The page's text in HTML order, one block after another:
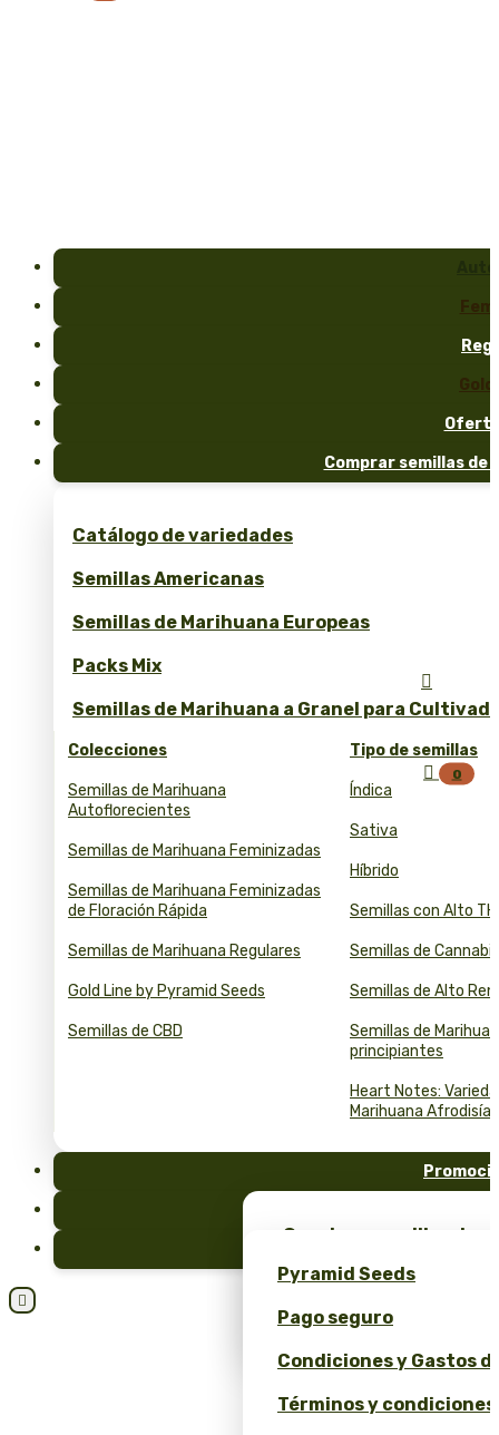
Fem
Reg
Gold
Comprar semillas de
Catálogo de variedades
Semillas Americanas
Semillas de Marihuana Europeas
Packs Mix
Semillas de Marihuana a Granel para
Colecciones
Semillas de Marihuana
Autoflorecientes
Semillas de Marihuana Feminizadas
Semillas de Marihuana Feminizadas
de Floración Rápida
Semillas de Marihuana Regulares
Gold Line by Pyramid Seeds
Semillas de CBD
Tipo de semillas
Índica
Sativa
Híbrido
Semillas con Alto
Semillas de
Semillas de Alto
Semillas de
principiantes
Heart Notes:
Marihuana
¡Consigue semillas de
Seeds!
Obtén un 10% de
Pyramid Seeds
Pago seguro
Condiciones y Gastos
Términos y


 0